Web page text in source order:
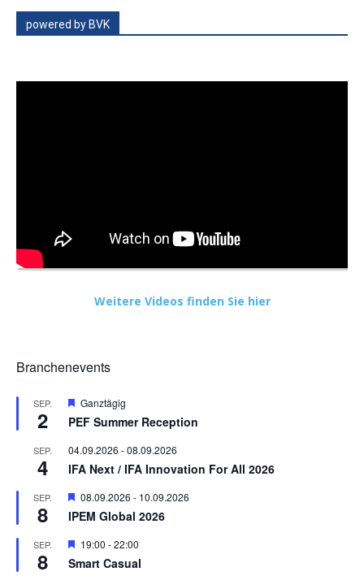
powered by BVK
Weitere Videos finden Sie hier
Branchenevents
SEP.
2
Hervorgehoben
Ganztägig
PEF Summer Reception
SEP.
4
04.09.2026 -08.09.2026
IFA Next / IFA Innovation For All 2026
SEP.
8
Hervorgehoben
08.09.2026 - 10.09.2026
IPEM Global 2026
SEP.
8
Hervorgehoben
19:00 -22:00
Smart Casual